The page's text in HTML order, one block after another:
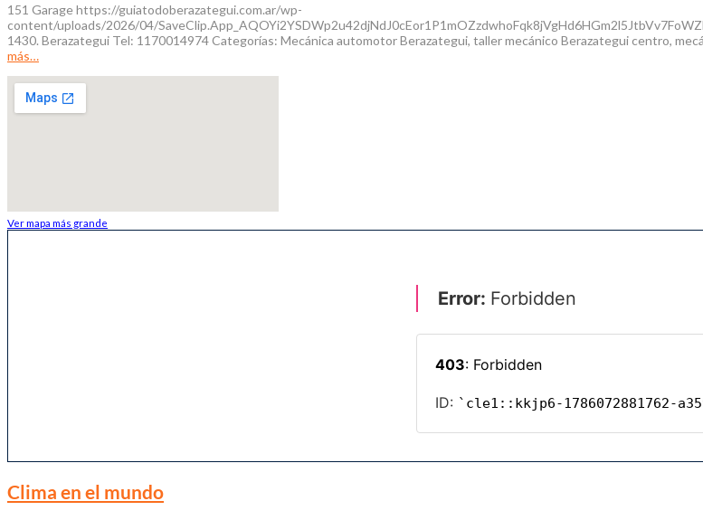
151 Garage https://guiatodoberazategui.com.ar/wp-
content/uploads/2026/04/
1430. Berazategui Tel: 1170014974 Categorías: Mecánica automotor Berazategui, taller mecánico Berazategui centro,
más…
Ver mapa más grande
Clima en el mundo